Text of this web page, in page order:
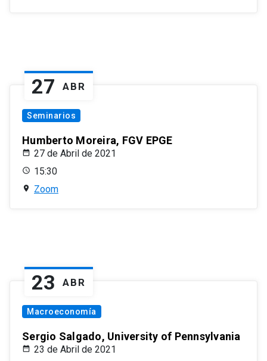
27 ABR
Seminarios
Humberto Moreira, FGV EPGE
27 de Abril de 2021
15:30
Zoom
23 ABR
Macroeconomía
Sergio Salgado, University of Pennsylvania
23 de Abril de 2021